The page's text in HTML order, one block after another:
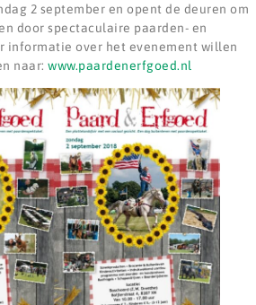
2 september en opent de deuren om
door spectaculaire paarden- en
informatie over het evenement willen
naar: www.paardenerfgoed.nl